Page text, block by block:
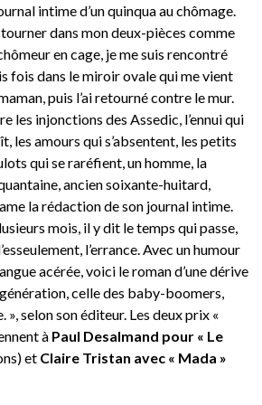
intime d’un quinqua au chômage.
tourner dans mon deux-pièces comme
en cage, je me suis rencontré
fois dans le miroir ovale qui me vient
puis l’ai retourné contre le mur.
les injonctions des Assedic, l’ennui qui
les amours qui s’absentent, les petits
qui se raréfient, un homme, la
ancien soixante-huitard,
la rédaction de son journal intime.
mois, il y dit le temps qui passe,
l’errance. Avec un humour
acérée, voici le roman d’une dérive
celle des baby-boomers,
selon son éditeur. Les deux prix «
à Paul Desalmand pour « Le
et Claire Tristan avec « Mada »